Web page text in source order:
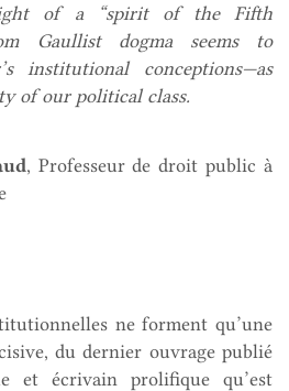
of a “spirit of the Fifth
Gaullist dogma seems to
institutional conceptions—as
of our political class.
, Professeur de droit public à
ne forment qu’une
du dernier ouvrage publié
et écrivain prolifique qu’est